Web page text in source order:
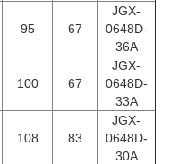
JGX-
0648D-
36A
67
95
JGX-
0648D-
33A
67
100
JGX-
0648D-
30A
83
108